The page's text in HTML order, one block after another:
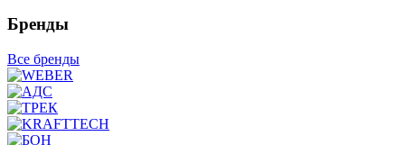
Бренды
Все бренды